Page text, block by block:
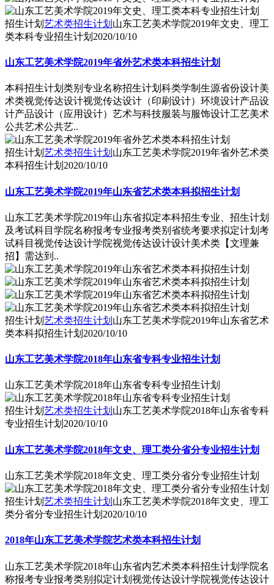
招生计划 艺术类招生计划 山东工艺美术学院2019年文史、理工
类本科专业招生计划 2020/10/10
山东工艺美术学院2019年省外艺术类本科招生计划
本科招生计划类别专业名称招生计划科类学制生源省份设计美
术类视觉传达设计视觉传达设计（印刷设计）环境设计产品设
计产品设计（应用设计）艺术与科技服装与服饰设计工艺美术
公共艺术公共艺..
招生计划 艺术类招生计划 山东工艺美术学院2019年省外艺术类
本科招生计划 2020/10/10
山东工艺美术学院2019年山东省艺术类本科拟招生计划
山东工艺美术学院2019年山东省拟定本科招生专业、招生计划
及考试科目学院名称报考专业报考类别省统考要求拟定计划考
试科目视觉传达设计学院视觉传达设计设计美术类【文理兼
招】需达到..
招生计划 艺术类招生计划 山东工艺美术学院2019年山东省艺术
类本科拟招生计划 2020/10/10
山东工艺美术学院2018年山东省专科专业招生计划
山东工艺美术学院2018年山东省专科专业招生计划
招生计划 艺术类招生计划 山东工艺美术学院2018年山东省专科
专业招生计划 2020/10/10
山东工艺美术学院2018年文史、理工类分省分专业招生计划
山东工艺美术学院2018年文史、理工类分省分专业招生计划
招生计划 艺术类招生计划 山东工艺美术学院2018年文史、理工
类分省分专业招生计划 2020/10/10
2018年山东工艺美术学院艺术类本科招生计划
山东工艺美术学院2018年山东省内艺术类本科招生计划学院名
称报考专业报考类别拟定计划视觉传达设计学院视觉传达设计